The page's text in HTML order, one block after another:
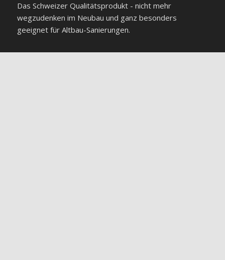
Das Schweizer Qualitätsprodukt - nicht mehr
wegzudenken im Neubau und ganz besonders
geeignet für Altbau-Sanierungen.